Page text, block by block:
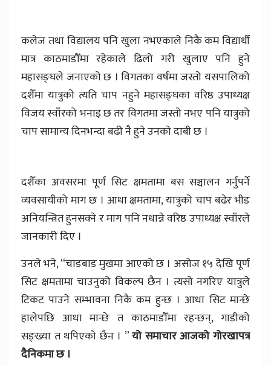
कलेज तथा विद्यालय पनि खुला नभएकाले निकै कम विद्यार्थी
मात्र काठमाडौँमा रहेकाले ढिलो गरी खुलाए पनि हुने
महासङ्घले जनाएको छ । विगतका वर्षमा जस्तो यसपालिको
दशैँमा यात्रुको त्यति चाप नहुने महासङ्घका वरिष्ठ उपाध्यक्ष
विजय स्वाँरको भनाइ छ तर विगतमा जस्तो नभए पनि यात्रुको
चाप सामान्य दिनभन्दा बढी नै हुने उनको दाबी छ ।
दशैँका अवसरमा पूर्ण सिट क्षमतामा बस सञ्चालन गर्नुपर्ने
व्यवसायीको माग छ । आधा क्षमतामा, यात्रुको चाप बढेर भीड
अनियन्त्रित हुनसक्ने र माग पनि नधान्ने वरिष्ठ उपाध्यक्ष स्वाँरले
जानकारी दिए ।
उनले भने, “चाडबाड मुखमा आएको छ । असोज १५ देखि पूर्ण
सिट क्षमतामा चाउनुको विकल्प छैन । त्यसो नगरिए यात्रुले
टिकट पाउने सम्भावना निकै कम हुन्छ । आधा सिट मान्छे
हालेपछि आधा मान्छे त काठमाडौँमा रहन्छन्, गाडीको
सङ्ख्या त थपिएको छैन । ”यो समाचार आजको गोरखापत्र
दैनिकमा छ ।